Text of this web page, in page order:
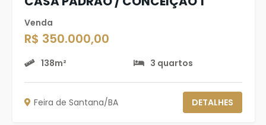
Venda
R$ 350.000,00
138m² 3 quartos
Feira de Santana/BA DETALHES